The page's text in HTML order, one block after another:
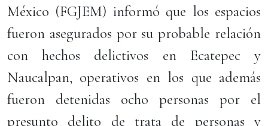
México (FGJEM) informó que los espacios
fueron asegurados por su probable relación
con hechos delictivos en Ecatepec y
Naucalpan, operativos en los que además
fueron detenidas ocho personas por el
presunto delito de trata de personas y